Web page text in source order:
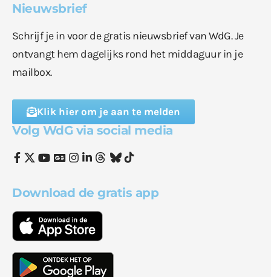
Nieuwsbrief
Schrijf je in voor de gratis nieuwsbrief van WdG. Je
ontvangt hem dagelijks rond het middaguur in je
mailbox.
Klik hier om je aan te melden
Volg WdG via social media
Download de gratis app